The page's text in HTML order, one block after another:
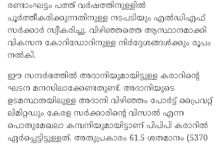
രണ്ടാംഘട്ടം പത്ത് വര്‍ഷത്തിനുള്ളില്‍
പൂര്‍ത്തീകരിക്കുന്നതിനുള്ള നടപടിയും എല്‍ഡിഎഫ്
സര്‍ക്കാര്‍ സ്വീകരിച്ചു. വിഴിഞ്ഞത്തെ ആസ്ഥാനമാക്കി
വികസന കോറിഡോറിനുള്ള നിര്‍ദ്ദേശങ്ങള്‍ക്കും രൂപം
നല്‍കി.
ഈ സന്ദര്‍ഭത്തില്‍ അദാനിയുമായിട്ടുള്ള കരാറിന്റെ
ഘടന മനസിലാക്കേണ്ടതുണ്ട്. അദാനിയുടെ
ഉടമസ്ഥതയിലുള്ള അദാനി വിഴിഞ്ഞം പോര്‍ട്ട് പ്രൈവറ്റ്
ലിമിറ്റഡും കേരള സര്‍ക്കാരിന്റെ വിസാല്‍ എന്ന
പൊതുമേഖലാ കമ്പനിയുമായിട്ടാണ് പിപിപി കരാറില്‍
ഏര്‍പ്പെട്ടിട്ടുള്ളത്. അതുപ്രകാരം 61.5 ശതമാനം (5370